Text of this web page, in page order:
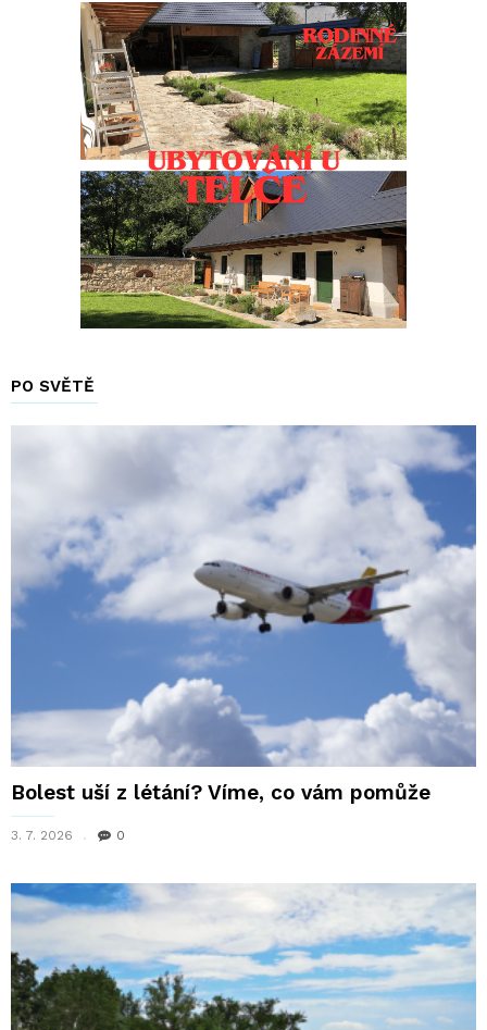
PO SVĚTĚ
Bolest uší z létání? Víme, co vám pomůže
3. 7. 2026 0